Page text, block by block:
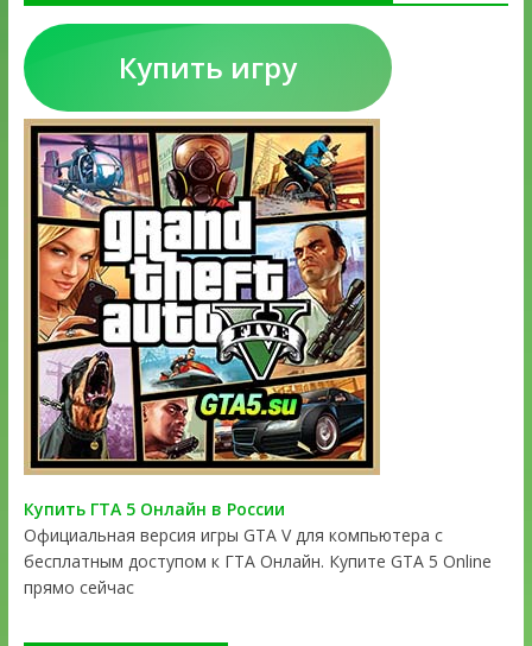
Купить игру
Купить ГТА 5 Онлайн в России
Официальная версия игры GTA V для компьютера с
бесплатным доступом к ГТА Онлайн. Купите GTA 5 Online
прямо сейчас